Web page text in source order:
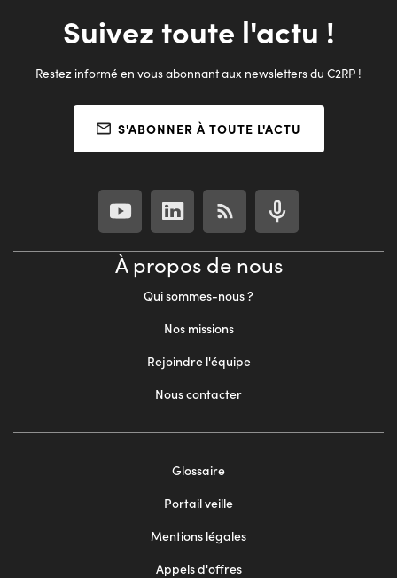
Suivez toute l'actu !
Restez informé en vous abonnant aux newsletters du C2RP !
S'ABONNER À TOUTE L'ACTU
À propos de nous
Qui sommes-nous ?
Nos missions
Rejoindre l'équipe
Nous contacter
Glossaire
Portail veille
Mentions légales
Appels d'offres